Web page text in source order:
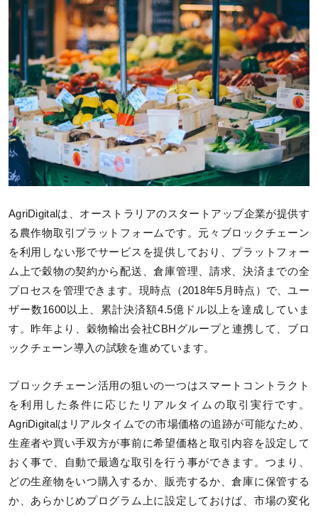
AgriDigitalは、オーストラリアのスタートアップ企業が提供す
る農作物取引プラットフォームです。元々ブロックチェーン
を利用しない形でサービスを提供しており、プラットフォー
ム上で穀物の契約から配送、倉庫管理、請求、決済までの全
プロセスを管理できます。現時点（2018年5月時点）で、ユー
ザー数1600以上、累計決済額4.5億ドル以上を達成していま
す。昨年より、穀物輸出会社CBHグループと連携して、ブロ
ックチェーン導入の試験を進めています。
ブロックチェーン活用の狙いの一つはスマートコントラクト
を利用した条件に応じたリアルタイムの取引実行です。
AgriDigitalはリアルタイムでの市場価格の追跡が可能なため、
生産者や買い手双方が事前に希望価格と取引内容を設定して
おく事で、自動で最適な取引を行う事ができます。つまり、
どの生産物をいつ購入するか、販売するか、倉庫に保管する
か、あらかじめプログラム上に設定しておけば、市場の変化